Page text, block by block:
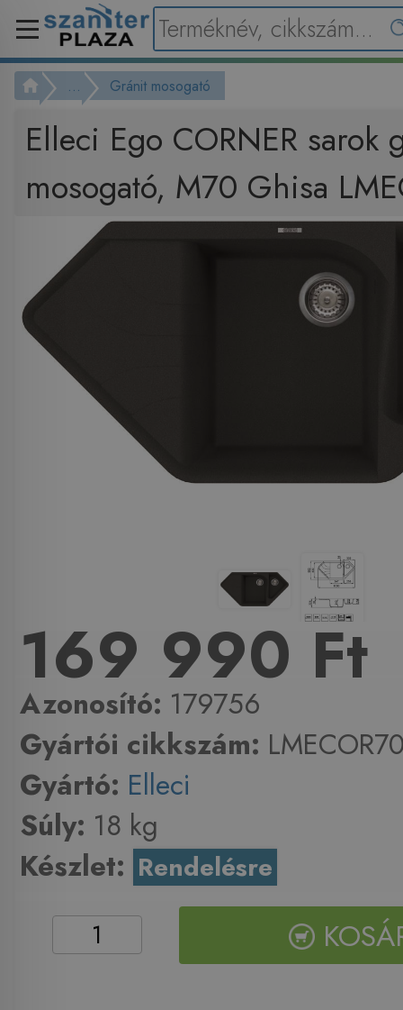
... Gránit mosogató
Elleci Ego CORNER sarok
mosogató, M70 Ghisa
169 990 Ft
Azonosító: 179756
Gyártói cikkszám:
Gyártó: Elleci
Súly: 18 kg
Készlet: Rendelésre